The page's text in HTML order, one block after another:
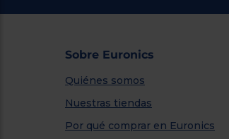
Sobre Euronics
Quiénes somos
Nuestras tiendas
Por qué comprar en Euronics